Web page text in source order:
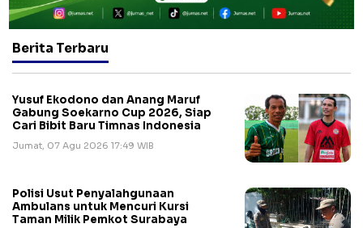
Berita Terbaru
Yusuf Ekodono dan Anang Maruf
Gabung Soekarno Cup 2026, Siap
Cari Bibit Baru Timnas Indonesia
Jumat, 07 Agu 2026 17:49 WIB
Polisi Usut Penyalahgunaan
Ambulans untuk Mencuri Kursi
Taman Milik Pemkot Surabaya